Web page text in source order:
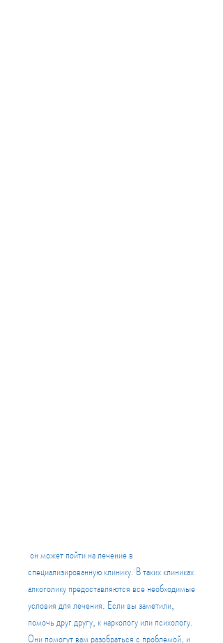
специализированную клинику. В таких клиниках
алкоголику предоставляются все необходимые
условия для лечения. Если вы заметили,
помочь друг другу, к наркологу или психологу.
Они помогут вам разобраться с проблемой, и